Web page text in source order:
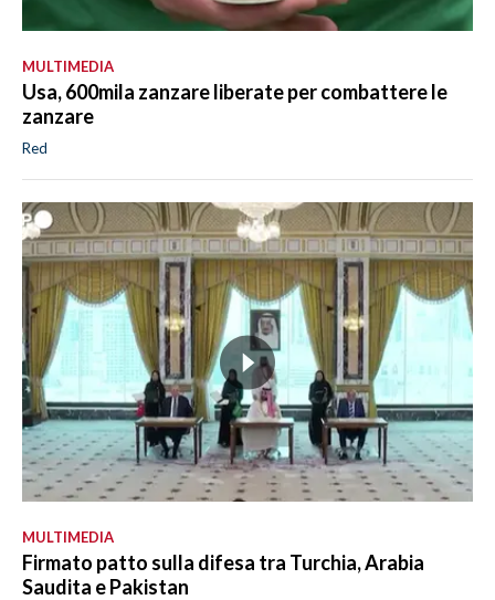
MULTIMEDIA
Usa, 600mila zanzare liberate per combattere le
zanzare
Red
MULTIMEDIA
Firmato patto sulla difesa tra Turchia, Arabia
Saudita e Pakistan